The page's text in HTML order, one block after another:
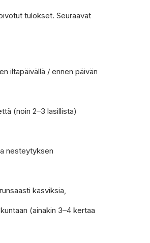
tulokset. Seuraavat
iltapäivällä / ennen päivän
(noin 2–3 lasillista)
nesteytyksen
kasviksia,
(ainakin 3–4 kertaa